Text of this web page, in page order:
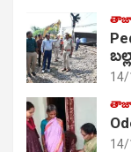
తాజా
తాజా